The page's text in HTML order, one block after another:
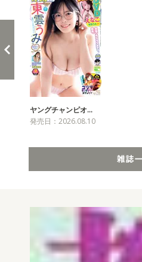
ヤングチャンピオ…
発売日：2026.08.10